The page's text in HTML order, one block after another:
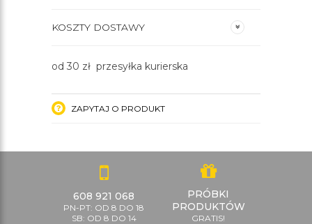
KOSZTY DOSTAWY
od 30 zł przesyłka kurierska
ZAPYTAJ O PRODUKT
608 921 068
PN-PT: OD 8 DO 18
SB: OD 8 DO 14
PRÓBKI
PRODUKTÓW
GRATIS!